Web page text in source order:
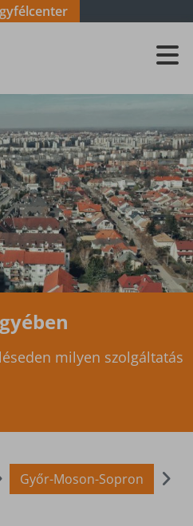
milyen szolgáltatás
Győr-Moson-Sopron